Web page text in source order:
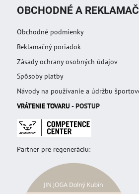
OBCHODNÉ A
Obchodné podmienky
Reklamačný poriadok
Zásady ochrany osobných údajov
Spôsoby platby
Návody na používanie a údržbu
VRÁTENIE TOVARU - POSTUP
Partner pre regeneráciu: